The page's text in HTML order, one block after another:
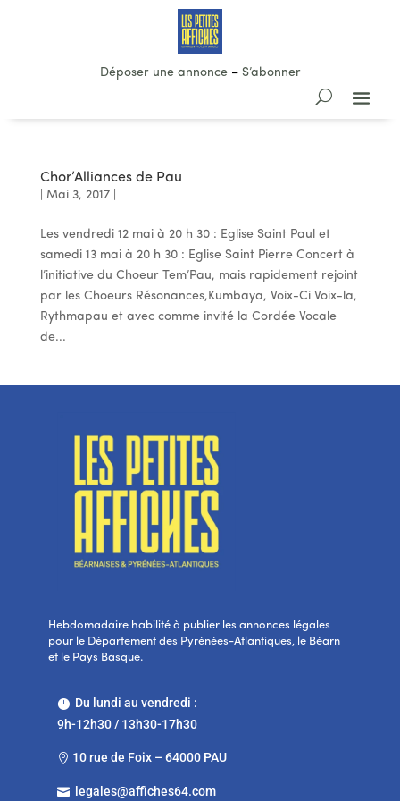
Déposer une annonce– S’abonner
Chor’Alliances de Pau
Mai 3, 2017|
Les vendredi 12 mai à 20 h 30 : Eglise Saint Paul et
samedi 13 mai à 20 h 30 : Eglise Saint Pierre Concert à
l’initiative du Choeur Tem’Pau, mais rapidement rejoint
par les Choeurs Résonances,Kumbaya, Voix-Ci Voix-la,
Rythmapau et avec comme invité la Cordée Vocale
de...
Hebdomadaire habilité à publier les annonces légales
pour le Département des Pyrénées-Atlantiques, le Béarn
et le Pays Basque.
Du lundi au vendredi :
9h-12h30 / 13h30-17h30
 10 rue de Foix – 64000 PAU
 legales@affiches64.com